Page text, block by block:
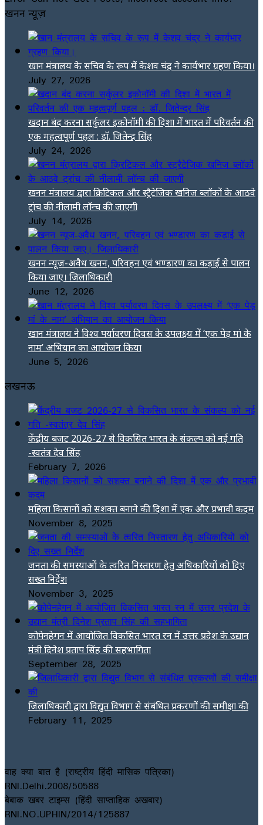
खनन न्यूज़
खान मंत्रालय के सचिव के रूप में केशव चंद्र ने कार्यभार ग्रहण किया।
July 27, 2026
खदान बंद करना सर्कुलर इकोनॉमी की दिशा में भारत में परिवर्तन की
एक महत्वपूर्ण पहल : डॉ. जितेन्द्र सिंह
July 24, 2026
खनन मंत्रालय द्वारा क्रिटिकल और स्ट्रैटेजिक खनिज ब्लॉकों के आठवे
ट्रांच की नीलामी लॉन्च की जाएगी
July 14, 2026
खनन न्यूज-अवैध खनन, परिवहन एवं भण्डारण का कड़ाई से पालन
किया जाए। जिलाधिकारी
June 12, 2026
खान मंत्रालय ने विश्व पर्यावरण दिवस के उपलक्ष्य में ‘एक पेड़ मां के
नाम’ अभियान का आयोजन किया
June 5, 2026
लखनऊ
केंद्रीय बजट 2026-27 से विकसित भारत के संकल्प को नई गति
-स्वतंत्र देव सिंह
February 7, 2026
महिला किसानों को सशक्त बनाने की दिशा में एक और प्रभावी कदम
November 8, 2025
जनता की समस्याओं के त्वरित निस्तारण हेतु अधिकारियों को दिए
सख्त निर्देश
November 3, 2025
कोपेनहेगन में आयोजित विकसित भारत रन में उत्तर प्रदेश के उद्यान
मंत्री दिनेश प्रताप सिंह की सहभागिता
September 28, 2025
जिलाधिकारी द्वारा विद्युत विभाग से संबंधित प्रकरणों की समीक्षा की
February 11, 2025
वाह क्या बात है (राष्ट्रीय हिंदी मासिक पत्रिका)
RNI.Delhi.2008/50588
बेबाक खबर टाइम्स (हिंदी साप्ताहिक अखबार)
RNI.NO.UPHIN/2014/125887